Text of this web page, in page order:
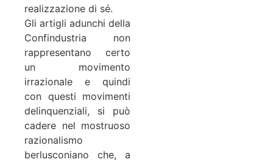
realizzazione di sé.
Gli artigli adunchi della
Confindustria non
rappresentano certo
un movimento
irrazionale e quindi
con questi movimenti
delinquenziali, si può
cadere nel mostruoso
razionalismo
berlusconiano che, a